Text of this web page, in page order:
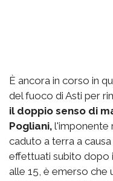
È ancora in corso in
del fuoco di Asti per
il doppio senso di
Pogliani, l'imponente
caduto a terra a
effettuati subito dopo
alle 15, è emerso che